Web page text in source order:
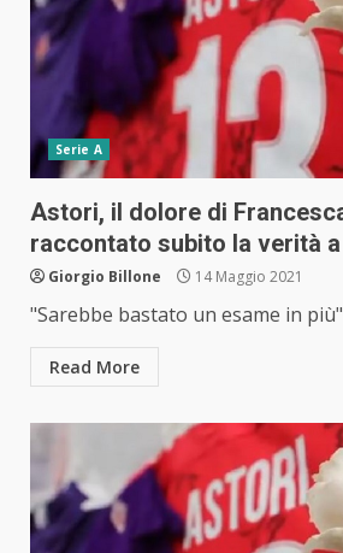
Serie A
Astori, il dolore di
raccontato subito la verità
Giorgio Billone 14 Maggio 2021
"Sarebbe bastato un esame in più"
Read More